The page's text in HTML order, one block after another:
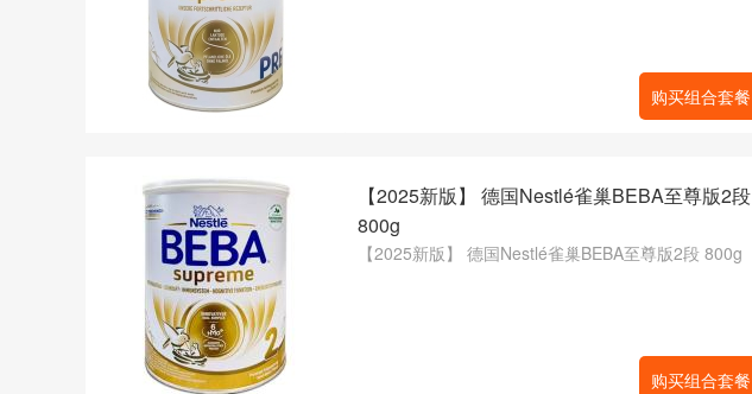
购买组合套餐
【2025新版】 德国Nestlé雀巢BEBA至尊版2段
800g
【2025新版】 德国Nestlé雀巢BEBA至尊版2段 800g
购买组合套餐